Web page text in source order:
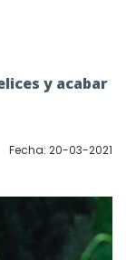
y acabar
Fecha: 20-03-2021